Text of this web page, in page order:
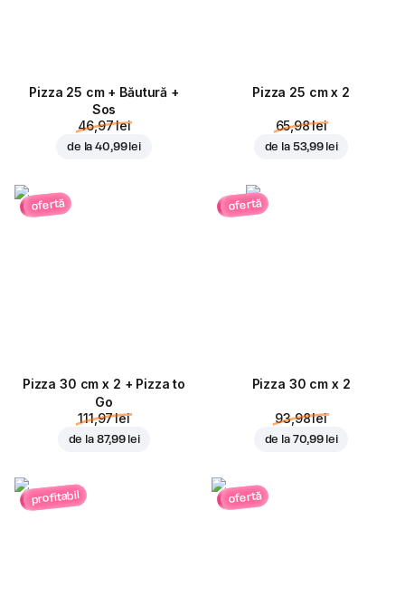
Pizza 25 cm + Băutură +
Sos
46,97 lei
de la40,99 lei
Pizza 25 cm x 2
65,98 lei
de la 53,99 lei
ofertă
Pizza 30 cm x 2 + Pizza to
Go
111,97 lei
de la 87,99 lei
ofertă
Pizza 30 cm x 2
93,98 lei
de la 70,99 lei
profitabil ofertă